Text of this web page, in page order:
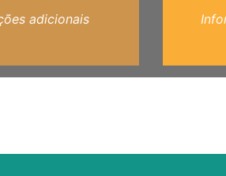
adicionais